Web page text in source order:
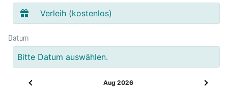
Verleih (kostenlos)
Datum
Bitte Datum auswählen.
Aug 2026